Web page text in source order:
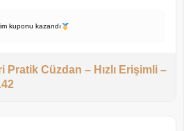
kuponu kazandı
Pratik Cüzdan – Hızlı Erişimli –